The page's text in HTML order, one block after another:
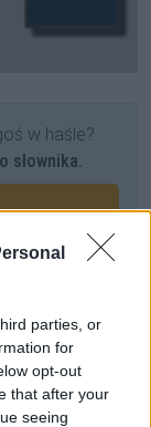
parties, or
for
opt-out
that after your
seeing
w haśle?
słownika.